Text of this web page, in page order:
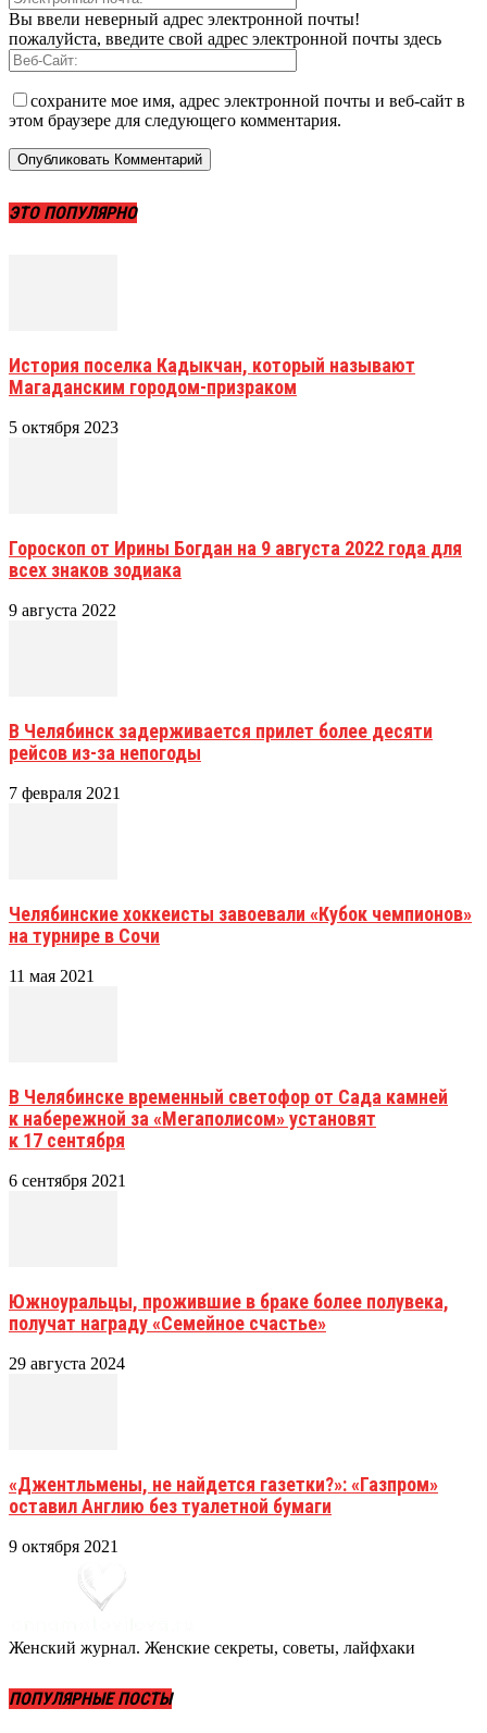
Вы ввели неверный адрес электронной почты!
пожалуйста, введите свой адрес электронной почты здесь
сохраните мое имя, адрес электронной почты и веб-сайт в
этом браузере для следующего комментария.
ЭТО ПОПУЛЯРНО
История поселка Кадыкчан, который называют
Магаданским городом-призраком
5 октября 2023
Гороскоп от Ирины Богдан на 9 августа 2022 года для
всех знаков зодиака
9 августа 2022
В Челябинск задерживается прилет более десяти
рейсов из-за непогоды
7 февраля 2021
Челябинские хоккеисты завоевали «Кубок чемпионов»
на турнире в Сочи
11 мая 2021
В Челябинске временный светофор от Сада камней
к набережной за «Мегаполисом» установят
к 17 сентября
6 сентября 2021
Южноуральцы, прожившие в браке более полувека,
получат награду «Семейное счастье»
29 августа 2024
«Джентльмены, не найдется газетки?»: «Газпром»
оставил Англию без туалетной бумаги
9 октября 2021
Женский журнал. Женские секреты, советы, лайфхаки
ПОПУЛЯРНЫЕ ПОСТЫ